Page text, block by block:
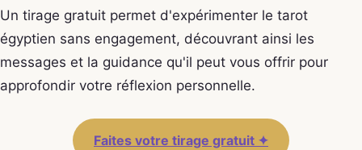
Un tirage gratuit permet d'expérimenter le tarot
égyptien sans engagement, découvrant ainsi les
messages et la guidance qu'il peut vous offrir pour
approfondir votre réflexion personnelle.
Faites votre tirage gratuit ✦